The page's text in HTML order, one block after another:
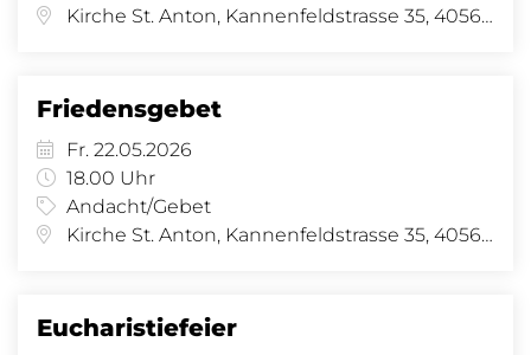
Kirche St. Anton, Kannenfeldstrasse 35, 4056 Basel
Friedensgebet
Fr. 22.05.2026
18.00 Uhr
Andacht/Gebet
Kirche St. Anton, Kannenfeldstrasse 35, 4056 Basel
Eucharistiefeier